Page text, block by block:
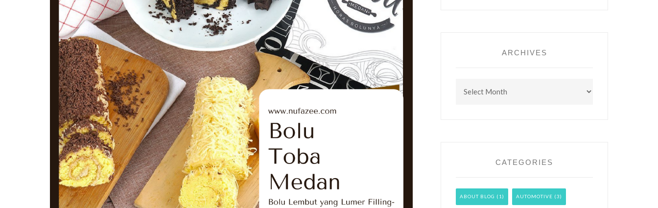
ARCHIVES
CATEGORIES
ABOUT BLOG (1) AUTOMOTIVE (3)